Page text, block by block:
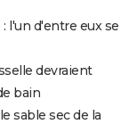
l'un d'entre eux se
devraient
bain
sable sec de la